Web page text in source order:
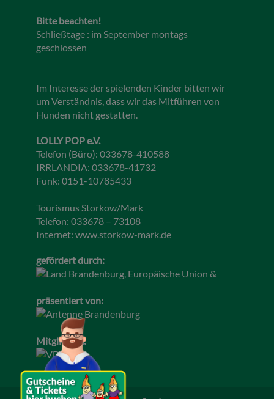
Bitte beachten!
Schließtage : im September montags
geschlossen
Im Interesse der spielenden Kinder bitten wir
um Verständnis, dass wir das Mitführen von
Hunden nicht gestatten.
LOLLY POP e.V.
Telefon (Büro): 033678-410588
IRRLANDIA: 033678-41732
Funk: 0151-10785433
Tourismus Storkow/Mark
Telefon: 033678 – 73108
Internet: www.storkow-mark.de
gefördert durch:
präsentiert von:
Mitglied im: